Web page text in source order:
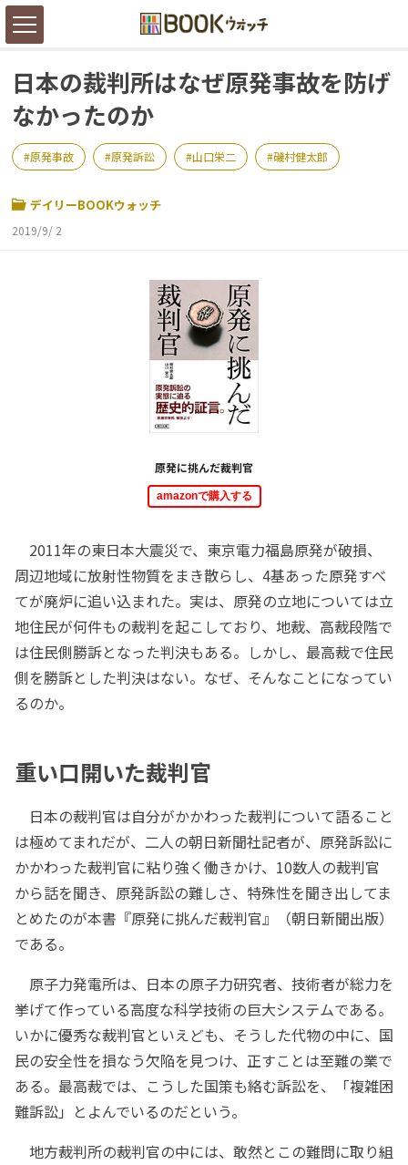
日本の裁判所はなぜ原発事故を防げ
なかったのか
原発事故 原発訴訟 山口栄二 磯村健太郎
デイリーBOOKウォッチ
2019/9/ 2
原発に挑んだ裁判官
amazonで購入する
2011年の東日本大震災で、東京電力福島原発が破損、
周辺地域に放射性物質をまき散らし、4基あった原発すべ
てが廃炉に追い込まれた。実は、原発の立地については立
地住民が何件もの裁判を起こしており、地裁、高裁段階で
は住民側勝訴となった判決もある。しかし、最高裁で住民
側を勝訴とした判決はない。なぜ、そんなことになってい
るのか。
重い口開いた裁判官
日本の裁判官は自分がかかわった裁判について語ること
は極めてまれだが、二人の朝日新聞社記者が、原発訴訟に
かかわった裁判官に粘り強く働きかけ、10数人の裁判官
から話を聞き、原発訴訟の難しさ、特殊性を聞き出してま
とめたのが本書『原発に挑んだ裁判官』（朝日新聞出版）
である。
原子力発電所は、日本の原子力研究者、技術者が総力を
挙げて作っている高度な科学技術の巨大システムである。
いかに優秀な裁判官といえども、そうした代物の中に、国
民の安全性を損なう欠陥を見つけ、正すことは至難の業で
ある。最高裁では、こうした国策も絡む訴訟を、「複雑困
難訴訟」とよんでいるのだという。
地方裁判所の裁判官の中には、敢然とこの難問に取り組